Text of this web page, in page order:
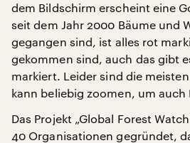
dem Bildschirm erscheint eine
seit dem Jahr 2000 Bäume und
gegangen sind, ist alles rot
gekommen sind, auch das gibt
markiert. Leider sind die
kann beliebig zoomen, um auch
Das Projekt „Global Forest
40 Organisationen gegründet,